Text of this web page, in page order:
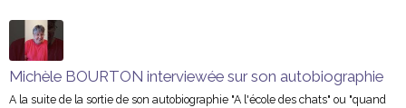
Michèle BOURTON interviewée sur son autobiographie
A la suite de la sortie de son autobiographie "A l'école des chats" ou "quand